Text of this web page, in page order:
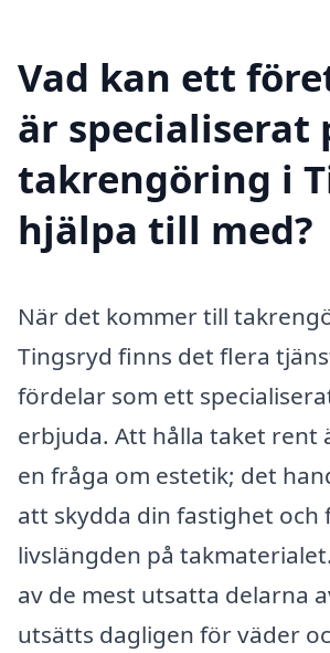
Vad kan ett
är specialiserat
takrengöring i
hjälpa till med?
När det kommer till
Tingsryd finns det flera
fördelar som ett
erbjuda. Att hålla taket rent
en fråga om estetik; det
att skydda din fastighet och
livslängden på
av de mest utsatta delarna
utsätts dagligen för väder